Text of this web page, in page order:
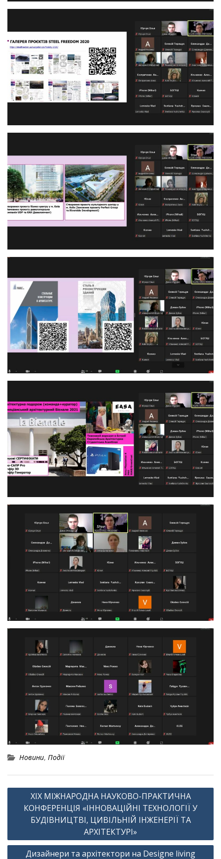
Новини, Події
Навігація
записів
XIX МІЖНАРОДНА НАУКОВО-ПРАКТИЧНА
КОНФЕРЕНЦІЯ «ІННОВАЦІЙНІ ТЕХНОЛОГІЇ У
БУДІВНИЦТВІ, ЦИВІЛЬНІЙ ІНЖЕНЕРІЇ ТА
АРХІТЕКТУРІ»
Дизайнери та архітектори на Designe living